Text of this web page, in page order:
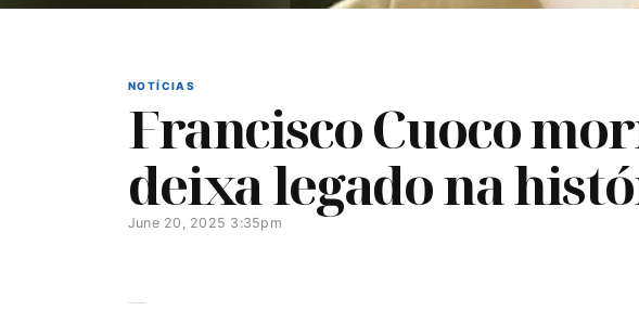
NOTÍCIAS
Francisco Cuoco
deixa legado na
June 20, 2025 3:35pm